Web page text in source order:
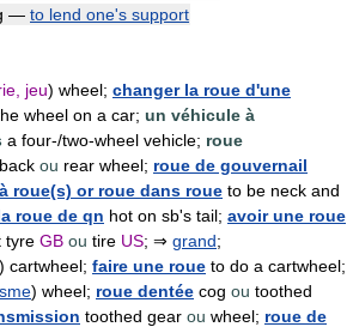
— to lend one's support
jeu) wheel; changer la roue d'une
wheel on a car; un véhicule à
a four-/two-wheel vehicle; roue
ou rear wheel; roue de gouvernail
roue(s) or roue dans roue to be neck and
roue de qn hot on sb's tail; avoir une roue
tyre GB ou tire US; ⇒ grand;
) cartwheel; faire une roue to do a cartwheel;
) wheel; roue dentée cog ou toothed
toothed gear ou wheel; roue de